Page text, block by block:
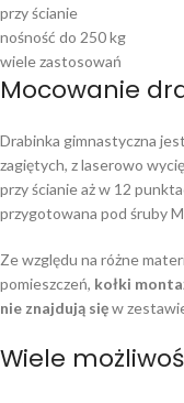
przy ścianie
nośność do 250 kg
wiele zastosowań
Mocowanie
Drabinka gimnastyczna
zagiętych, z laserowo
przy ścianie aż w 12
przygotowana pod śruby
Ze względu na różne
pomieszczeń, kołki
nie znajdują sięw
Wiele